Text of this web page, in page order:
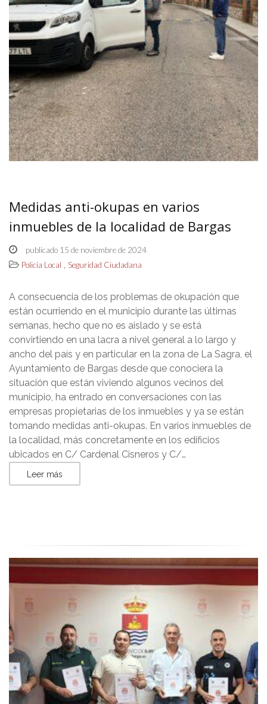
Medidas anti-okupas en varios
inmuebles de la localidad de Bargas
publicado 15 de noviembre de 2024
Policía Local , Seguridad Ciudadana
A consecuencia de los problemas de okupación que
están ocurriendo en el municipio durante las últimas
semanas, hecho que no es aislado y se está
convirtiendo en una lacra a nivel general a lo largo y
ancho del país y en particular en la zona de La Sagra, el
Ayuntamiento de Bargas desde que conociera la
situación que están viviendo algunos vecinos del
municipio, ha entrado en conversaciones con las
empresas propietarias de los inmuebles y ya se están
tomando medidas anti-okupas. En varios inmuebles de
la localidad, más concretamente en los edificios
ubicados en C/ Cardenal Cisneros y C/…
Leer más